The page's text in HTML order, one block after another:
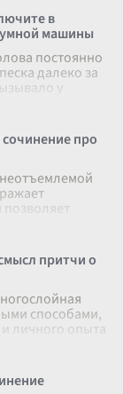
в
умной машины
постоянно
далеко за
у
про
позволяет
притчи о
способами,
личного опыта